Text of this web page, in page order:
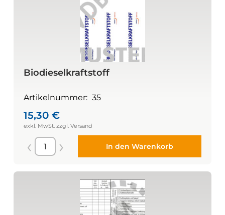
Biodieselkraftstoff
Artikelnummer: 35
15,30 €
In den Warenkorb